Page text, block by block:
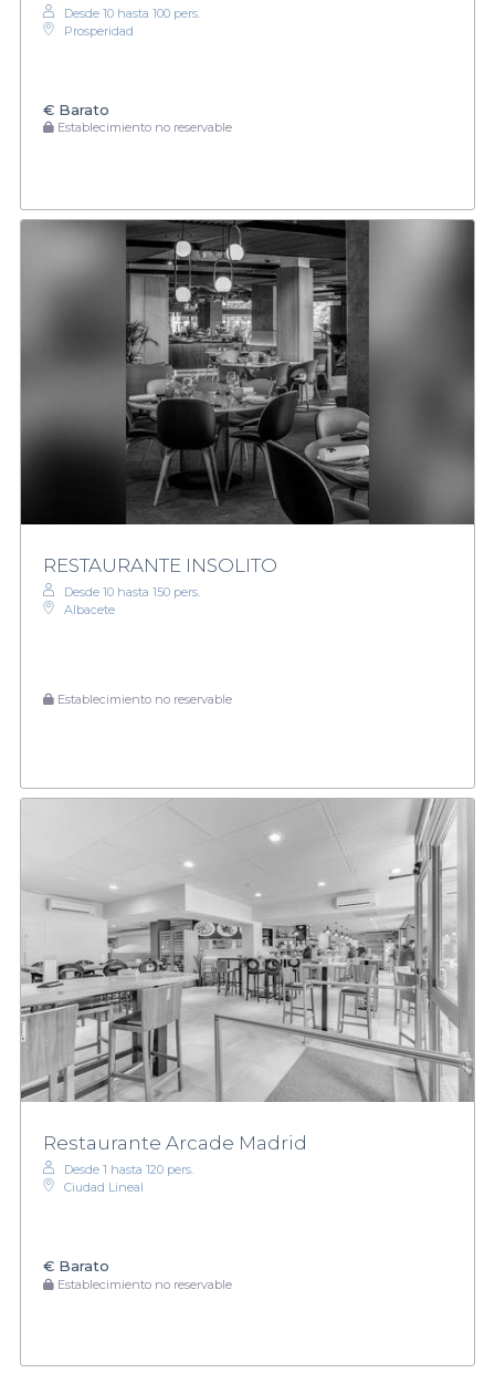
Desde 10 hasta 100 pers.
Prosperidad
€ Barato
Establecimiento no reservable
RESTAURANTE INSOLITO
Desde 10 hasta 150 pers.
Albacete
Establecimiento no reservable
Restaurante Arcade Madrid
Desde 1 hasta 120 pers.
Ciudad Lineal
€ Barato
Establecimiento no reservable